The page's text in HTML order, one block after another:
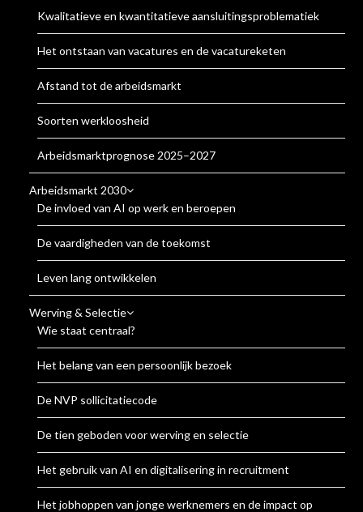
Kwalitatieve en kwantitatieve aansluitingsproblematiek
Het ontstaan van vacatures en de vacatureketen
Afstand tot de arbeidsmarkt
Soorten werkloosheid
Arbeidsmarktprognose 2025–2027
Arbeidsmarkt 2030
De invloed van AI op werk en beroepen
De vaardigheden van de toekomst
Leven lang ontwikkelen
Werving & Selectie
Wie staat centraal?
Het belang van een persoonlijk bezoek
De NVP sollicitatiecode
De tien geboden voor werving en selectie
Het gebruik van AI en digitalisering in recruitment
Het jobhoppen van jonge werknemers en de impact op